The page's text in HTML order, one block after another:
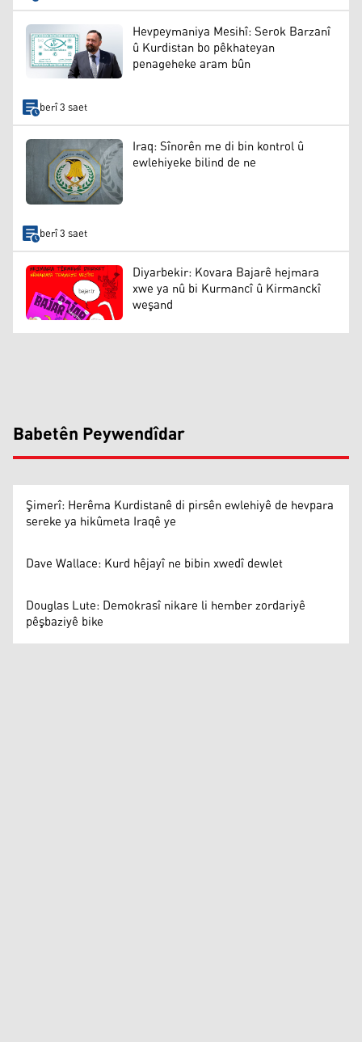
Hevpeymaniya Mesihî: Serok Barzanî
û Kurdistan bo pêkhateyan
penageheke aram bûn
berî 3 saet
Iraq: Sînorên me di bin kontrol û
ewlehiyeke bilind de ne
berî 3 saet
Diyarbekir: Kovara Bajarê hejmara
xwe ya nû bi Kurmancî û Kirmanckî
weşand
Babetên Peywendîdar
Şimerî: Herêma Kurdistanê di pirsên ewlehiyê de hevpara
sereke ya hikûmeta Iraqê ye
Dave Wallace: Kurd hêjayî ne bibin xwedî dewlet
Douglas Lute: Demokrasî nikare li hember zordariyê
pêşbaziyê bike